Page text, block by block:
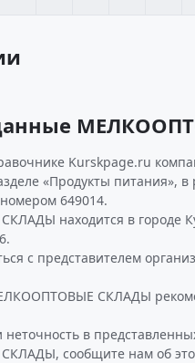
Kurskpage.ru
«Продукты питания», в
649014.
находится в городе
с представителем
СКЛАДЫ
неточность в
сообщите нам об